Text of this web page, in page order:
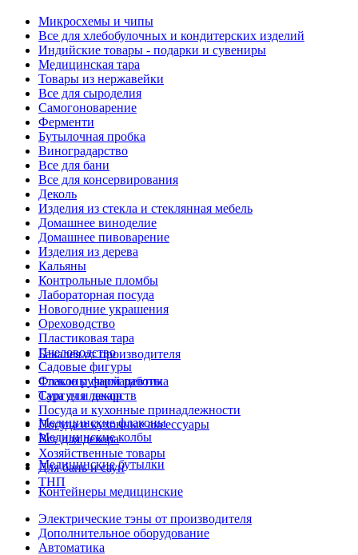
Микросхемы и чипы
Все для хлебобулочных и кондитерских изделий
Индийские товары - подарки и сувениры
Медицинская тара
Товары из нержавейки
Все для сыроделия
Самогоноварение
Ферменти
Бутылочная пробка
Виноградарство
Все для бани
Все для консервирования
Деколь
Изделия из стекла и стеклянная мебель
Домашнее виноделие
Домашнее пивоварение
Изделия из дерева
Кальяны
Контрольные пломбы
Лабораторная посуда
Новогодние украшения
Ореховодство
Пластиковая тара
Пчеловодство
Садовые фигуры
Стекло ручной работы
Сургуч и декор
Посуда и кухонные принадлежности
Посуда и кухонные аксессуары
Все для декора
Хозяйственные товары
Для бань и саун
ТНП
Бакалея от производителя
Флаконы фармацевтика
Тара для лекарств
Медицинские флаконы
Медицинские колбы
Медицинские бутылки
Контейнеры медицинские
Электрические тэны от производителя
Дополнительное оборудование
Автоматика